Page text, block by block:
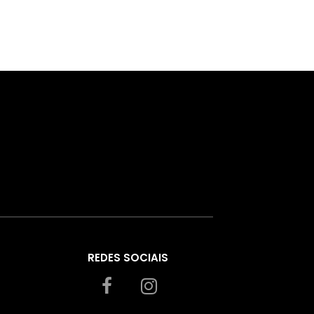
REDES SOCIAIS